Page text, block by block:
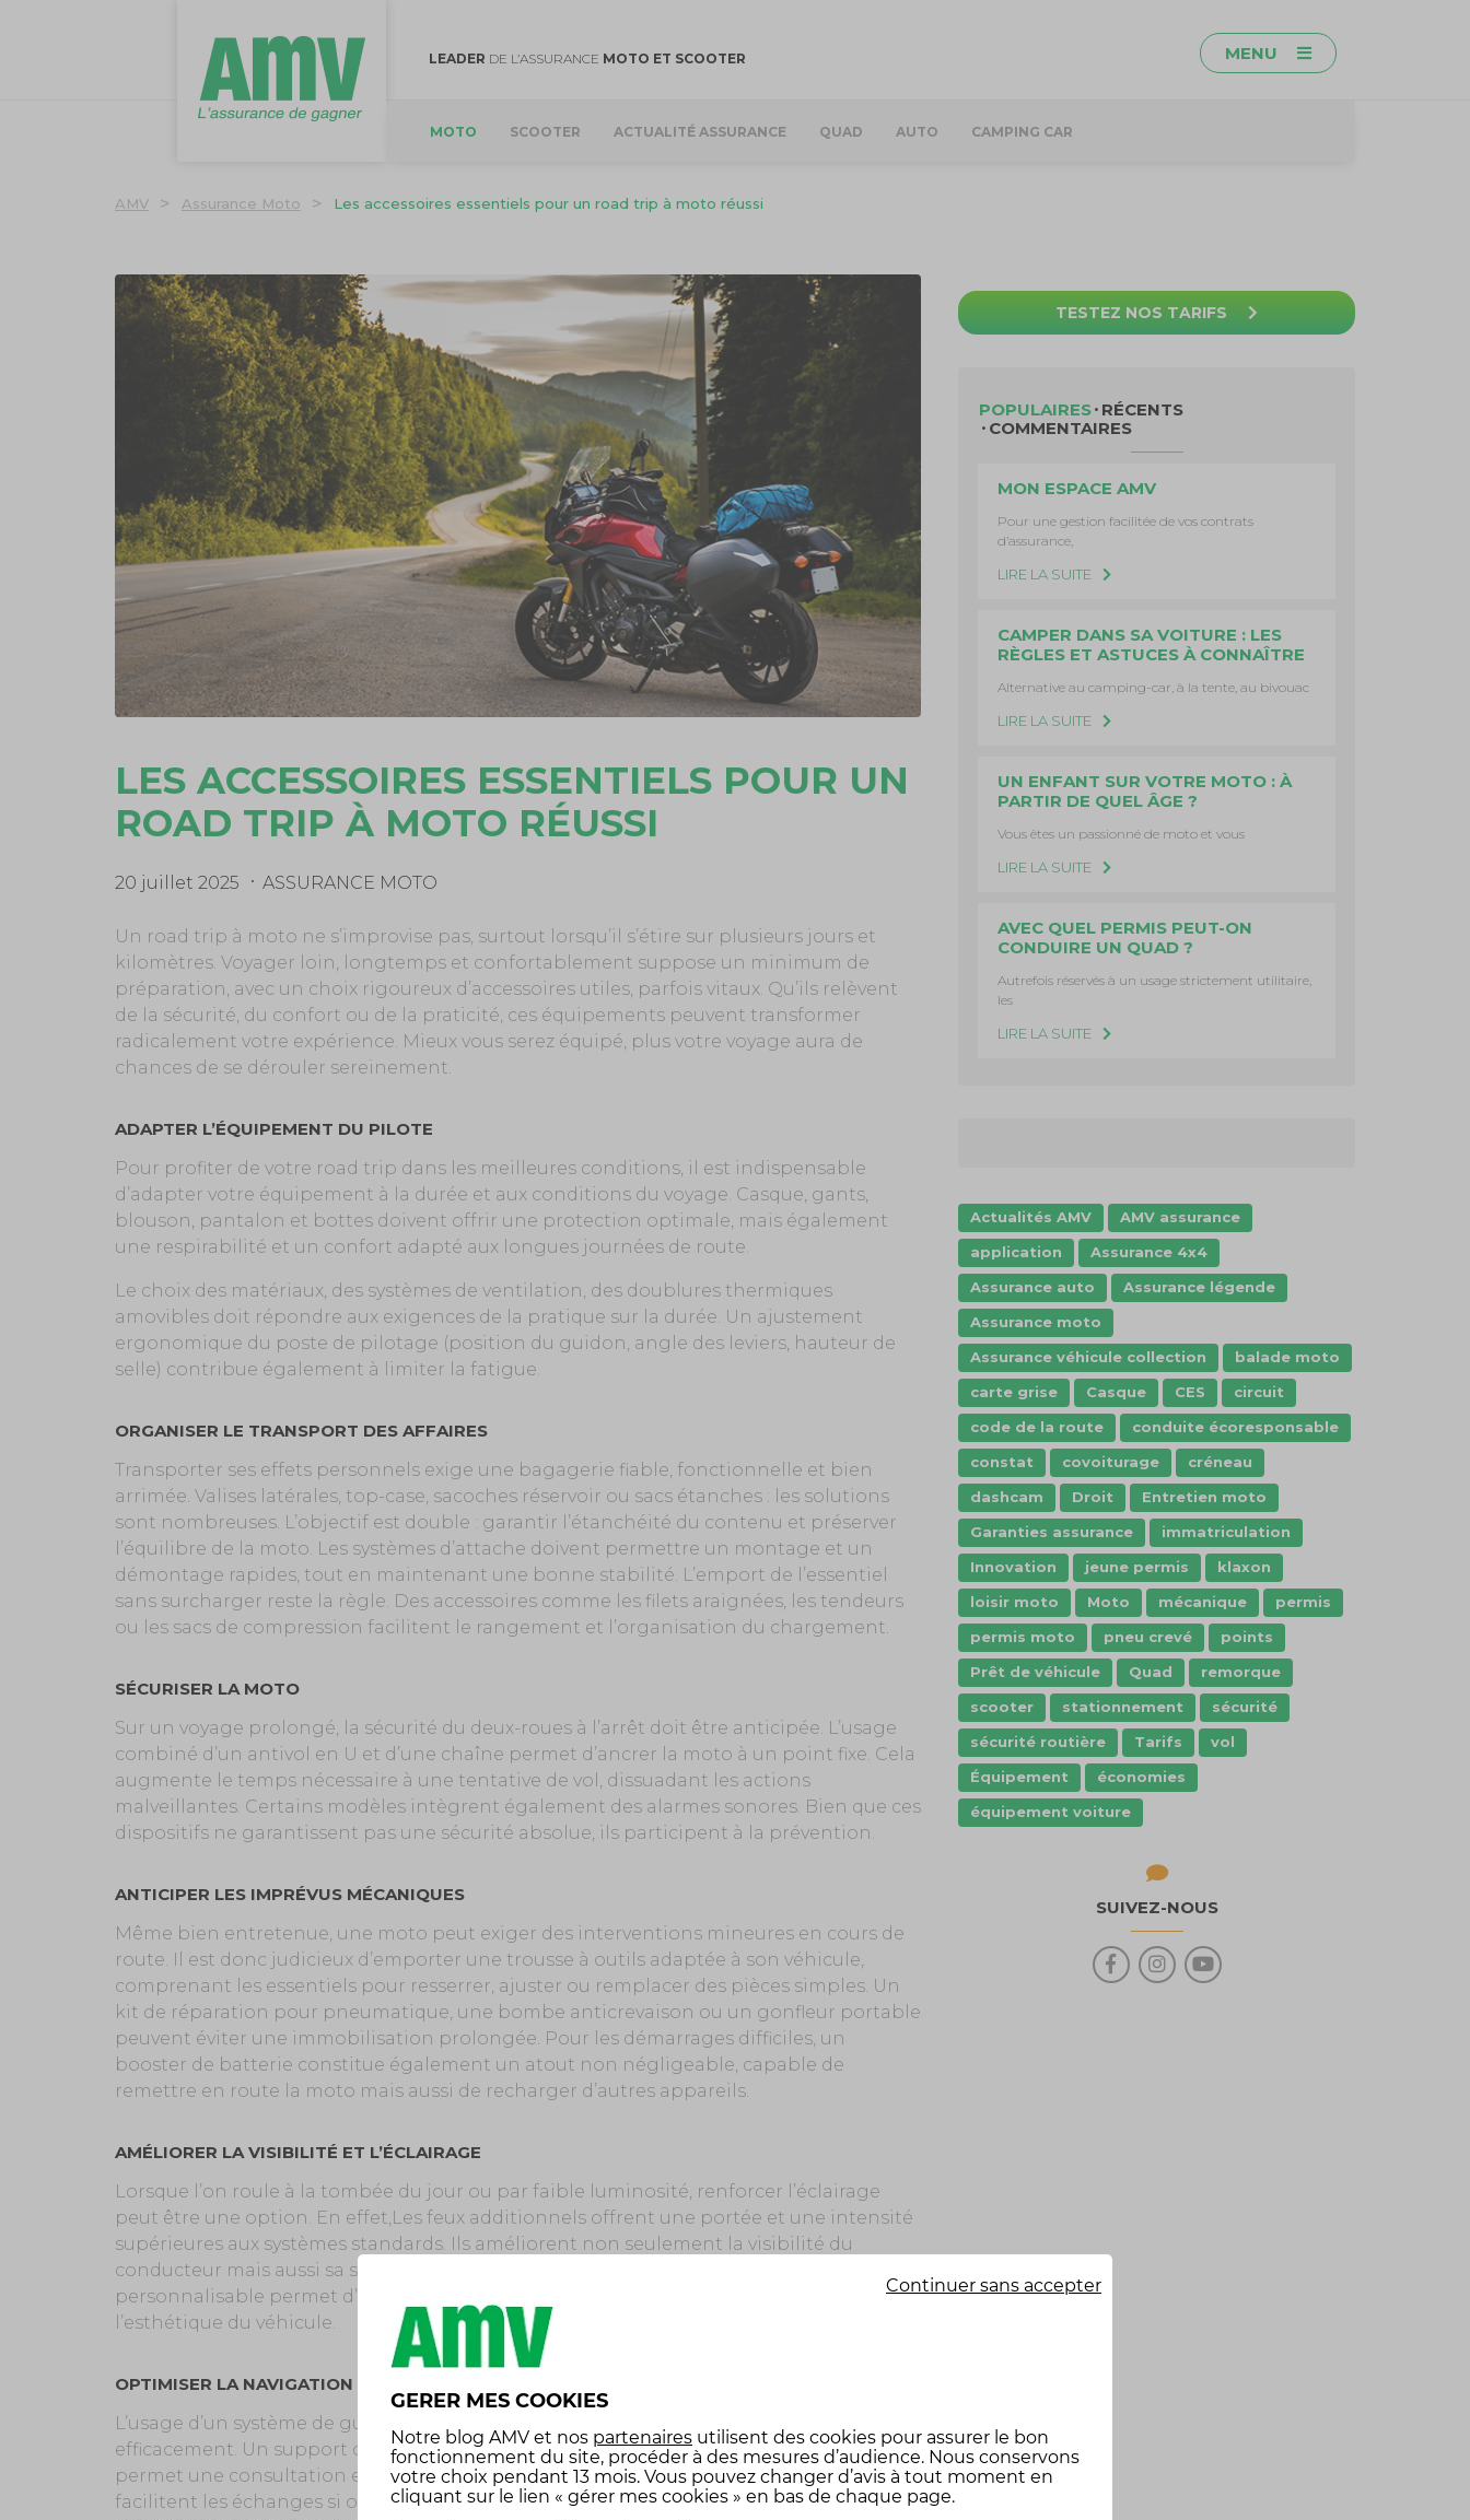
LEADER DE L’ASSURANCE MOTO ET SCOOTER MENU
MOTO SCOOTER ACTUALITÉ ASSURANCE QUAD AUTO CAMPING CAR
AMV > Assurance Moto > Les accessoires essentiels pour un road trip à moto réussi
LES ACCESSOIRES ESSENTIELS POUR UN
ROAD TRIP À MOTO RÉUSSI
20 juillet 2025 ASSURANCE MOTO
Un road trip à moto ne s’improvise pas, surtout lorsqu’il s’étire sur plusieurs jours et
kilomètres. Voyager loin, longtemps et confortablement suppose un minimum de
préparation, avec un choix rigoureux d’accessoires utiles, parfois vitaux. Qu’ils relèvent
de la sécurité, du confort ou de la praticité, ces équipements peuvent transformer
radicalement votre expérience. Mieux vous serez équipé, plus votre voyage aura de
chances de se dérouler sereinement.
ADAPTER L’ÉQUIPEMENT DU PILOTE
Pour profiter de votre road trip dans les meilleures conditions, il est indispensable
d’adapter votre équipement à la durée et aux conditions du voyage. Casque, gants,
blouson, pantalon et bottes doivent offrir une protection optimale, mais également
une respirabilité et un confort adapté aux longues journées de route.
Le choix des matériaux, des systèmes de ventilation, des doublures thermiques
amovibles doit répondre aux exigences de la pratique sur la durée. Un ajustement
ergonomique du poste de pilotage (position du guidon, angle des leviers, hauteur de
selle) contribue également à limiter la fatigue.
ORGANISER LE TRANSPORT DES AFFAIRES
Transporter ses effets personnels exige une bagagerie fiable, fonctionnelle et bien
arrimée. Valises latérales, top-case, sacoches réservoir ou sacs étanches : les solutions
sont nombreuses. L’objectif est double : garantir l’étanchéité du contenu et préserver
l’équilibre de la moto. Les systèmes d’attache doivent permettre un montage et un
démontage rapides, tout en maintenant une bonne stabilité. L’emport de l’essentiel
sans surcharger reste la règle. Des accessoires comme les filets araignées, les tendeurs
ou les sacs de compression facilitent le rangement et l’organisation du chargement.
SÉCURISER LA MOTO
Sur un voyage prolongé, la sécurité du deux-roues à l’arrêt doit être anticipée. L’usage
combiné d’un antivol en U et d’une chaîne permet d’ancrer la moto à un point fixe. Cela
augmente le temps nécessaire à une tentative de vol, dissuadant les actions
malveillantes. Certains modèles intègrent également des alarmes sonores. Bien que ces
dispositifs ne garantissent pas une sécurité absolue, ils participent à la prévention.
ANTICIPER LES IMPRÉVUS MÉCANIQUES
Même bien entretenue, une moto peut exiger des interventions mineures en cours de
route. Il est donc judicieux d’emporter une trousse à outils adaptée à son véhicule,
comprenant les essentiels pour resserrer, ajuster ou remplacer des pièces simples. Un
kit de réparation pour pneumatique, une bombe anticrevaison ou un gonfleur portable
peuvent éviter une immobilisation prolongée. Pour les démarrages difficiles, un
booster de batterie constitue également un atout non négligeable, capable de
remettre en route la moto mais aussi de recharger d’autres appareils.
AMÉLIORER LA VISIBILITÉ ET L’ÉCLAIRAGE
Lorsque l’on roule à la tombée du jour ou par faible luminosité, renforcer l’éclairage
peut être une option. En effet,Les feux additionnels offrent une portée et une intensité
supérieures aux systèmes standards. Ils améliorent non seulement la visibilité du
conducteur mais aussi sa signalisation aux autres usagers. Leur orientation
personnalisable permet d’adapter l’éclairage selon les conditions, tout en s’intégrant à
l’esthétique du véhicule.
OPTIMISER LA NAVIGATION ET LA COMMUNICATION
L’usage d’un système de guidage est devenu incontournable pour se repérer
efficacement. Un support de smartphone stable, résistant aux vibrations et orientable,
permet une consultation en un coup d’œil. Pour davantage de confort, les intercoms
facilitent les échanges si on part à plusieurs, la réception d’instructions GPS. Les
TESTEZ NOS TARIFS
POPULAIRES RÉCENTS
COMMENTAIRES
MON ESPACE AMV
Pour une gestion facilitée de vos contrats
d’assurance,
LIRE LA SUITE
CAMPER DANS SA VOITURE : LES
RÈGLES ET ASTUCES À CONNAÎTRE
Alternative au camping-car, à la tente, au bivouac
LIRE LA SUITE
UN ENFANT SUR VOTRE MOTO : À
PARTIR DE QUEL ÂGE ?
Vous êtes un passionné de moto et vous
LIRE LA SUITE
AVEC QUEL PERMIS PEUT-ON
CONDUIRE UN QUAD ?
Autrefois réservés à un usage strictement utilitaire,
les
LIRE LA SUITE
Actualités AMV
AMV assurance
application
Assurance 4x4
Assurance auto
Assurance légende
Assurance moto
Assurance véhicule collection
balade moto
carte grise
Casque CES
circuit
code de la route
conduite écoresponsable
constat
covoiturage
créneau
dashcam
Droit
Entretien moto
Garanties assurance
immatriculation
Innovation
jeune permis
klaxon
loisir moto
Moto mécanique
permis
permis moto
pneu crevé
points
Prêt de véhicule
Quad
remorque
scooter
stationnement
sécurité
sécurité routière
Tarifs
vol
Équipement
économies
équipement voiture
SUIVEZ-NOUS
GERER MES COOKIES
Notre blog AMV et nos partenaires utilisent des cookies pour assurer le bon
fonctionnement du site, procéder à des mesures d’audience. Nous conservons
votre choix pendant 13 mois. Vous pouvez changer d’avis à tout moment en
cliquant sur le lien « gérer mes cookies » en bas de chaque page.
Continuer sans accepter